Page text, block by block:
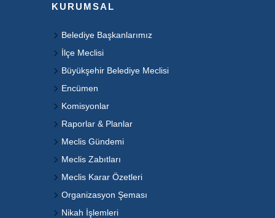
KURUMSAL
Belediye Başkanlarımız
İlçe Meclisi
Büyükşehir Belediye Meclisi
Encümen
Komisyonlar
Raporlar & Planlar
Meclis Gündemi
Meclis Zabıtları
Meclis Karar Özetleri
Organizasyon Şeması
Nikah İşlemleri